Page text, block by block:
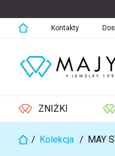
do
treści
Kontakty
ZNIŻKI
Home
/ Kolekcja / MAY